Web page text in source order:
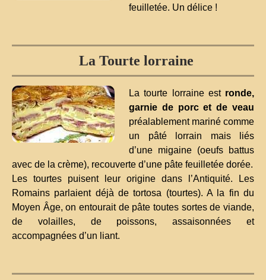
feuilletée. Un délice !
La Tourte lorraine
La tourte lorraine est ronde,
garnie de porc et de veau
préalablement mariné comme
un pâté lorrain mais liés
d’une migaine (oeufs battus
avec de la crème), recouverte d’une pâte feuilletée dorée.
Les tourtes puisent leur origine dans l’Antiquité. Les
Romains parlaient déjà de tortosa (tourtes). A la fin du
Moyen Âge, on entourait de pâte toutes sortes de viande,
de volailles, de poissons, assaisonnées et
accompagnées d’un liant.